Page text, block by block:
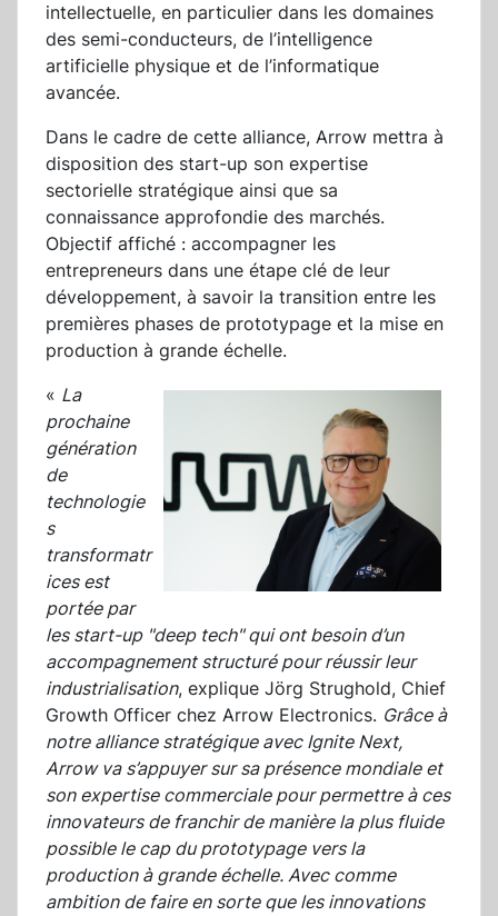
intellectuelle, en particulier dans les domaines
des semi-conducteurs, de l’intelligence
artificielle physique et de l’informatique
avancée.
Dans le cadre de cette alliance, Arrow mettra à
disposition des start-up son expertise
sectorielle stratégique ainsi que sa
connaissance approfondie des marchés.
Objectif affiché : accompagner les
entrepreneurs dans une étape clé de leur
développement, à savoir la transition entre les
premières phases de prototypage et la mise en
production à grande échelle.
« La
prochaine
génération
de
technologie
s
transformatr
ices est
portée par
les start-up "deep tech" qui ont besoin d’un
accompagnement structuré pour réussir leur
industrialisation, explique Jörg Strughold, Chief
Growth Officer chez Arrow Electronics. Grâce à
notre alliance stratégique avec Ignite Next,
Arrow va s’appuyer sur sa présence mondiale et
son expertise commerciale pour permettre à ces
innovateurs de franchir de manière la plus fluide
possible le cap du prototypage vers la
production à grande échelle. Avec comme
ambition de faire en sorte que les innovations